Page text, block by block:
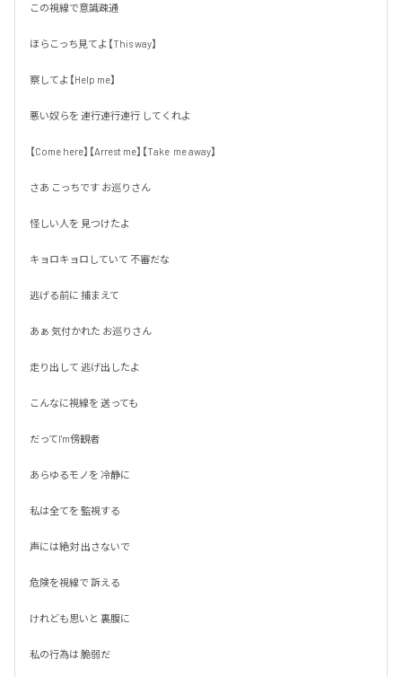
この視線で意識疎通
ほらこっち見てよ【This way】
察してよ【Help me】
悪い奴らを 連行連行連行 してくれよ
【Come here】【Arrest me】【Take  me away】
さあ こっちです お巡りさん
怪しい人を 見つけたよ
キョロキョロしていて 不審だな
逃げる前に 捕まえて
あぁ 気付かれた お巡りさん
走り出して 逃げ出したよ
こんなに視線を 送っても
だってI'm傍観者
あらゆるモノを 冷静に
私は全てを 監視する
声には絶対 出さないで
危険を視線で 訴える
けれども思いと 裏腹に
私の行為は 脆弱だ